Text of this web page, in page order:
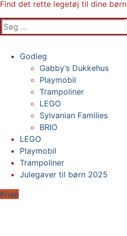
Find det rette legetøj til dine børn
Søg
efter:
Godleg
Gabby’s Dukkehus
Playmobil
Trampoliner
LEGO
Sylvanian Families
BRIO
LEGO
Playmobil
Trampoliner
Julegaver til børn 2025
Knap